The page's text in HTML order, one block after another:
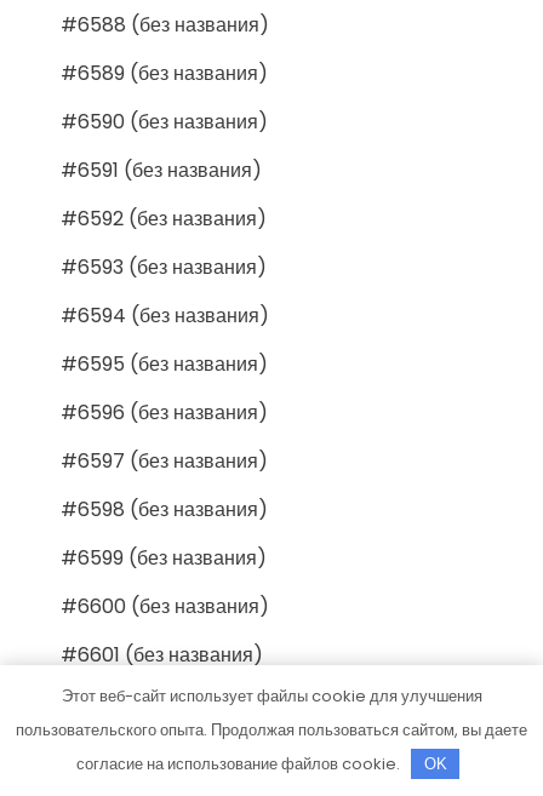
#6588 (без названия)
#6589 (без названия)
#6590 (без названия)
#6591 (без названия)
#6592 (без названия)
#6593 (без названия)
#6594 (без названия)
#6595 (без названия)
#6596 (без названия)
#6597 (без названия)
#6598 (без названия)
#6599 (без названия)
#6600 (без названия)
#6601 (без названия)
#6602 (без названия)
Этот веб-сайт использует файлы cookie для улучшения
пользовательского опыта. Продолжая пользоваться сайтом, вы даете
согласие на использование файлов cookie.
OK